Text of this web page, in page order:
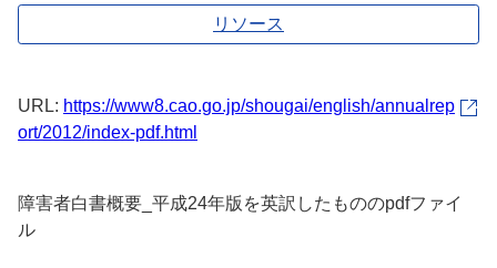
リソース
URL: https://www8.cao.go.jp/shougai/english/annualrep
ort/2012/index-pdf.html
障害者白書概要_平成24年版を英訳したもののpdfファイ
ル